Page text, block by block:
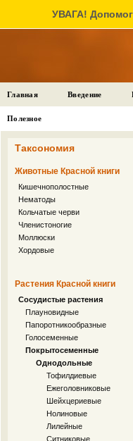
УВАГА!
Главная Введение
Полезное
Таксономия
Животные Красной книги
Кишечнополостные
Нематоды
Кольчатые черви
Членистоногие
Моллюски
Хордовые
Растения Красной книги
Сосудистые растения
Плауновидные
Папоротникообразные
Голосеменные
Покрытосеменные
Однодольные
Тофилдиевые
Ежеголовниковые
Шейхцериевые
Нолиновые
Лилейные
Ситниковые